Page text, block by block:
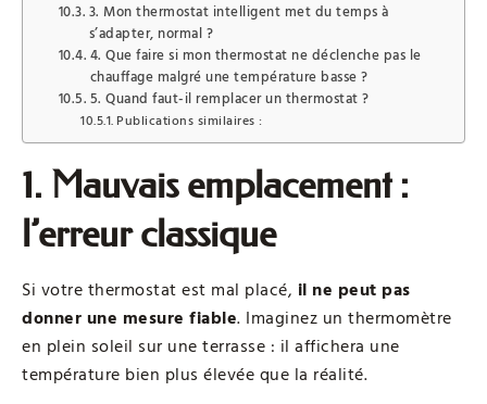
3. Mon thermostat intelligent met du temps à
s’adapter, normal ?
4. Que faire si mon thermostat ne déclenche pas le
chauffage malgré une température basse ?
5. Quand faut-il remplacer un thermostat ?
Publications similaires :
1. Mauvais emplacement :
l’erreur classique
Si votre thermostat est mal placé, il ne peut pas
donner une mesure fiable. Imaginez un thermomètre
en plein soleil sur une terrasse : il affichera une
température bien plus élevée que la réalité.